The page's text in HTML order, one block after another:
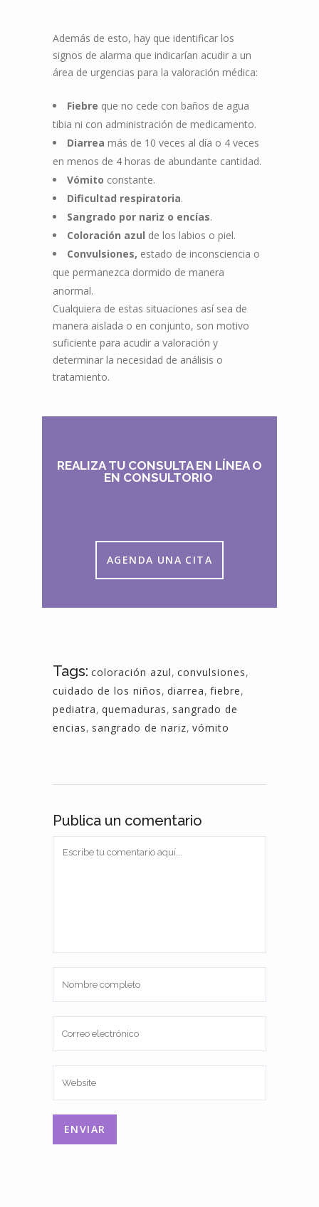
Además de esto, hay que identificar los
signos de alarma que indicarían acudir a un
área de urgencias para la valoración médica:
Fiebre que no cede con baños de agua
tibia ni con administración de medicamento.
Diarrea más de 10 veces al día o 4 veces
en menos de 4 horas de abundante cantidad.
Vómito constante.
Dificultad respiratoria.
Sangrado por nariz o encías.
Coloración azul de los labios o piel.
Convulsiones, estado de inconsciencia o
que permanezca dormido de manera
anormal.
Cualquiera de estas situaciones así sea de
manera aislada o en conjunto, son motivo
suficiente para acudir a valoración y
determinar la necesidad de análisis o
tratamiento.
REALIZA TU CONSULTA EN LÍNEA O
EN CONSULTORIO
AGENDA UNA CITA
Tags: coloración azul, convulsiones,
cuidado de los niños, diarrea, fiebre,
pediatra, quemaduras, sangrado de
encias, sangrado de nariz, vómito
Publica un comentario